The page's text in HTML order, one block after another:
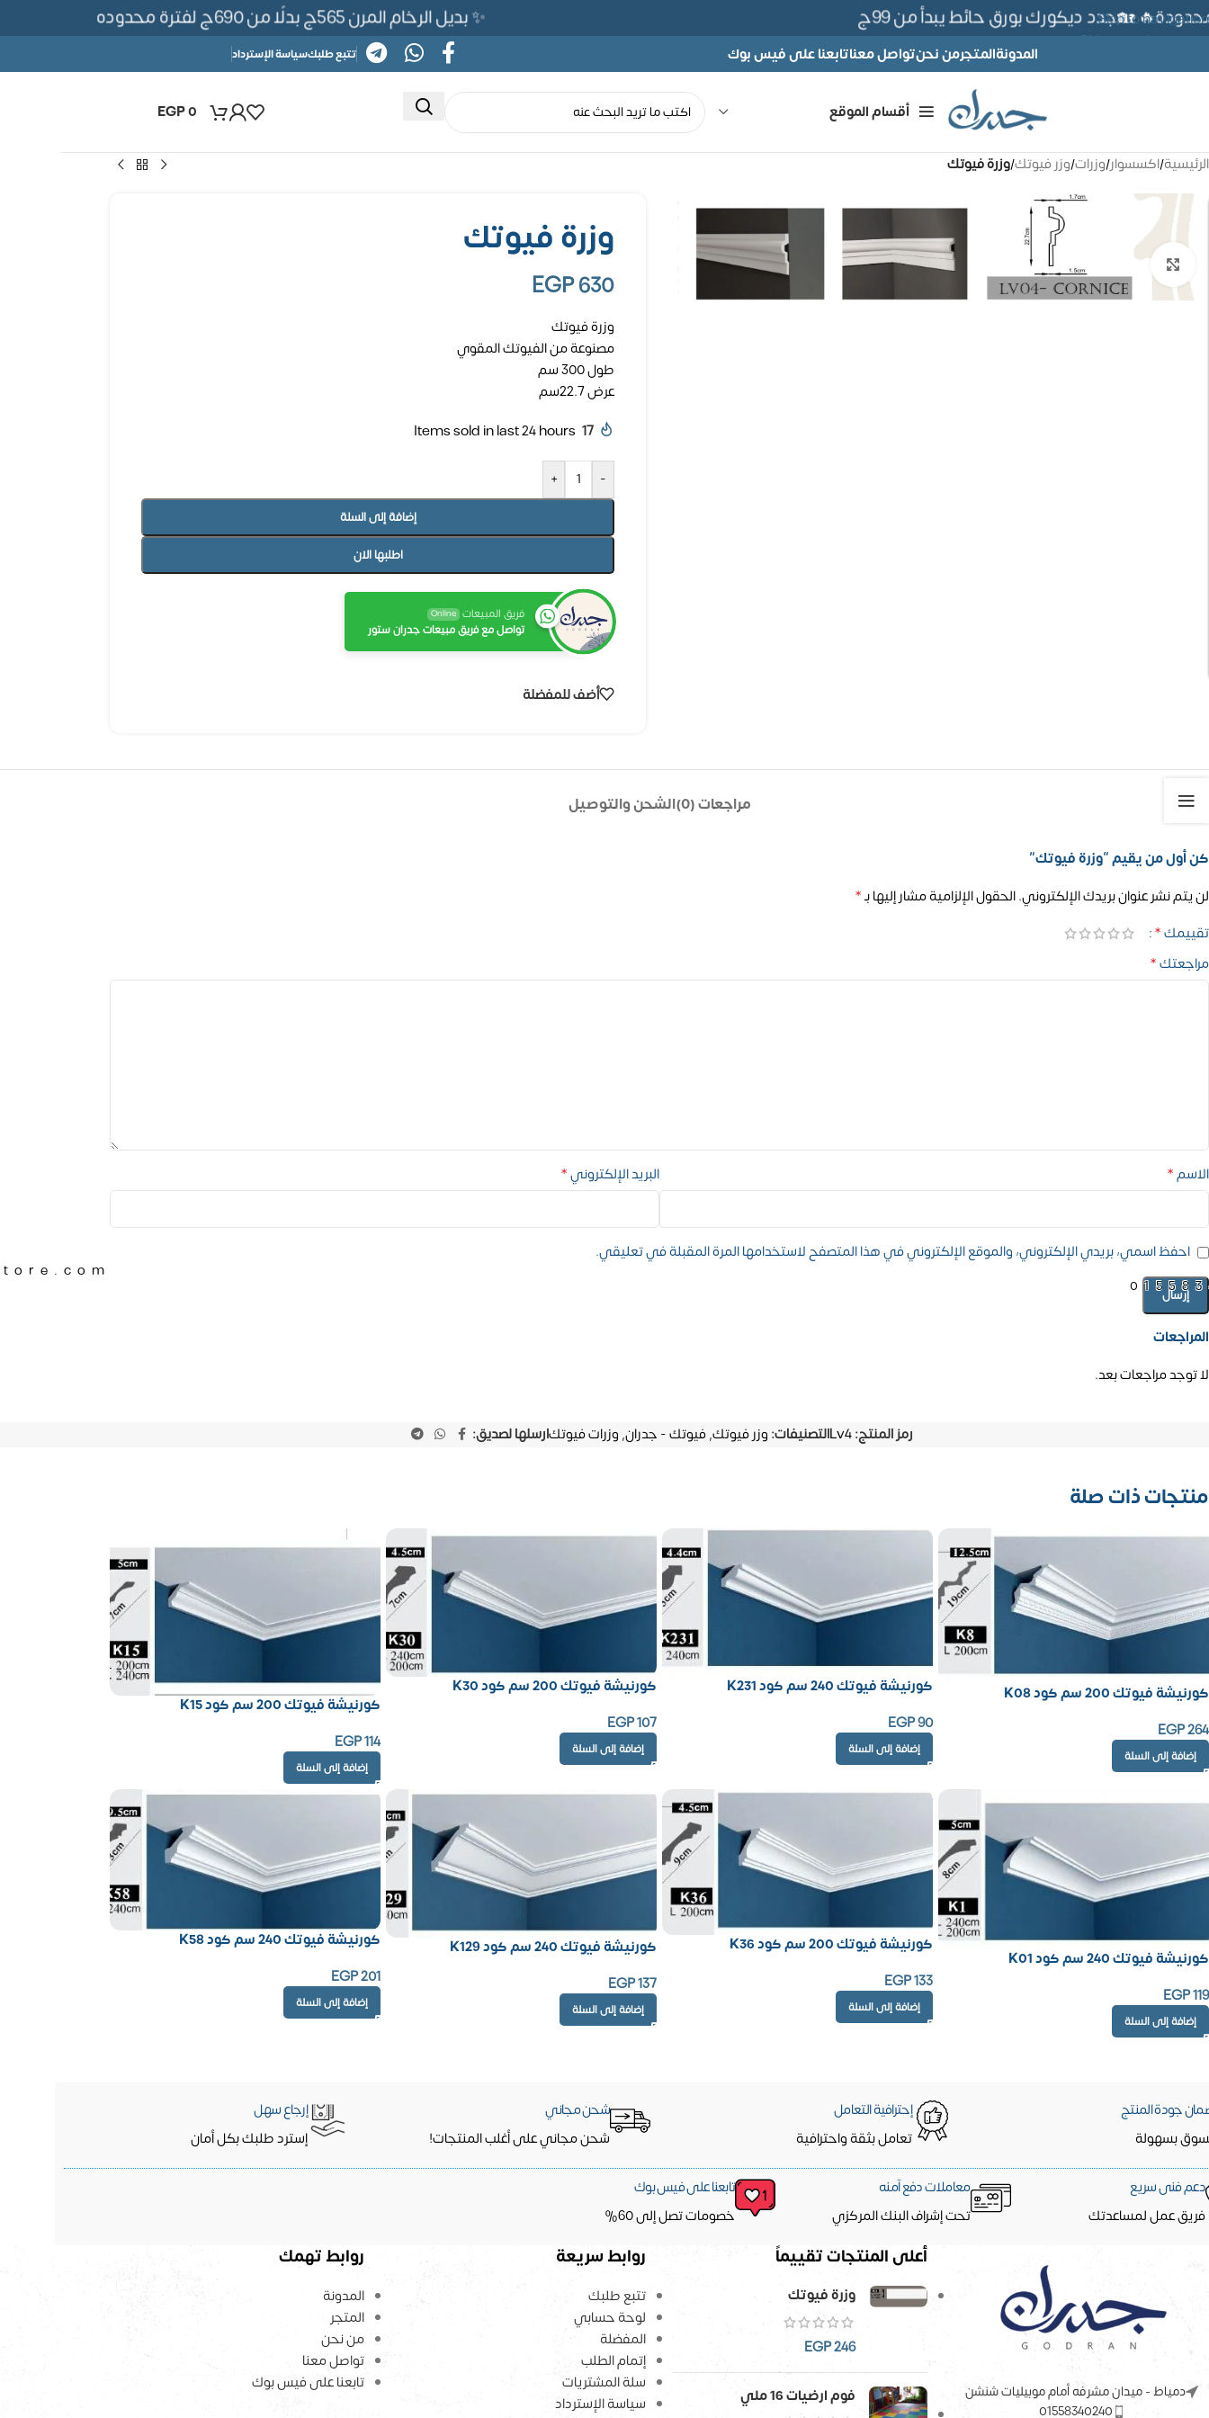
Skip to navigation
Skip to main content
✨ بديل الرخام المرن 565ج بدلًا من 690ج لفترة محدوده 🏡جدد ديكورك بورق حائط يبدأ من 99ج
المدونةالمتجرمن نحنتواصل معناتابعنا على فيس بوك تتبع طلبكسياسة الإسترداد
أقسام الموقع EGP0
الرئيسية/اكسسوار/وزرات/وزر فيوتك/وزرة فيوتك
تكبير الصورة
وزرة فيوتك
EGP630
وزرة فيوتك
مصنوعة من الفيوتك المقوي
طول 300 سم
عرض 22.7سم
17
Items sold in last 24 hours
-
+
إضافة إلى السلة
اطلبها الان
فريق المبيعات Online
تواصل مع فريق مبيعات جدران ستور
أضف للمفضلة
مراجعات (0) الشحن والتوصيل
المراجعات
لا توجد مراجعات بعد.
كن أول من يقيم “وزرة فيوتك”
لن يتم نشر عنوان بريدك الإلكتروني.الحقول الإلزامية مشار إليها بـ*
تقييمك*
مراجعتك*
الاسم* البريد الإلكتروني*
احفظ اسمي، بريدي الإلكتروني، والموقع الإلكتروني في هذا المتصفح لاستخدامها المرة المقبلة في تعليقي.
رمز المنتج:Lv4التصنيفات: وزر فيوتك,فيوتك - جدران, وزرات فيوتكارسلها لصديق:
منتجات ذات صلة
كورنيشة فيوتك 200 سم كود K08
EGP264
إضافة إلى السلة
كورنيشة فيوتك 240 سم كود K231
EGP90
إضافة إلى السلة
كورنيشة فيوتك 200 سم كود K30
EGP107
إضافة إلى السلة
كورنيشة فيوتك 200 سم كود K15
EGP114
إضافة إلى السلة
كورنيشة فيوتك 240 سم كود K01
EGP119
إضافة إلى السلة
كورنيشة فيوتك 200 سم كود K36
EGP133
إضافة إلى السلة
كورنيشة فيوتك 240 سم كود K129
EGP137
إضافة إلى السلة
كورنيشة فيوتك 240 سم كود K58
EGP201
إضافة إلى السلة
جودة المنتج
بسهولة
إحترافية التعامل
تعامل بثقة واحترافية
شحن مجاني
شحن مجاني على أغلب المنتجات!
إرجاع سهل
إسترد طلبك بكل أمان
دعم فنى سريع
فريق عمل لمساعدتك
معاملات دفع آمنه
تحت إشراف البنك المركزي
تابعنا على فيس بوك
خصومات تصل إلى 60%
دمياط - ميدان مشرفه أمام موبيليات شنشن
01558340240
أعلى المنتجات تقييماً
وزرة فيوتك
EGP246
فوم ارضيات 16 ملي
روابط سريعة
تتبع طلبك
لوحة حسابي
المفضلة
إتمام الطلب
سلة المشتريات
سياسة الإسترداد
روابط تهمك
المدونة
المتجر
من نحن
تواصل معنا
تابعنا على فيس بوك